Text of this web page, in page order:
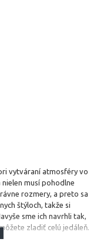
vytváraní atmosféry vo
nielen musí pohodlne
rozmery, a preto sa
štýloch, takže si
sme ich navrhli tak,
zladiť celú jedáleň.